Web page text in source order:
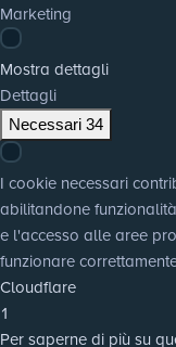
Marketing
Mostra dettagli
Dettagli
Necessari 34
I cookie necessari
abilitandone
e l'accesso alle aree
funzionare
Cloudflare
1
Per saperne di più su